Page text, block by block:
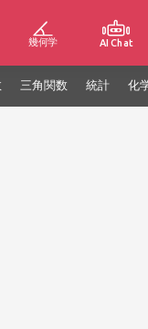
幾何学 AI Chat
三角関数 統計 化